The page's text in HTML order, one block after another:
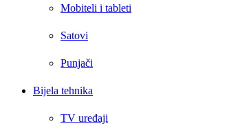
Mobiteli i tableti
Satovi
Punjači
Bijela tehnika
TV uređaji